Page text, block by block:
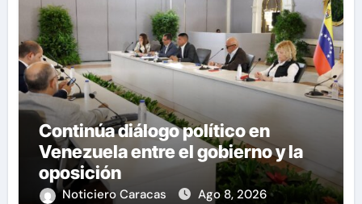
Continúa diálogo político en
Venezuela entre el gobierno y la
oposición
Noticiero Caracas Ago 8, 2026